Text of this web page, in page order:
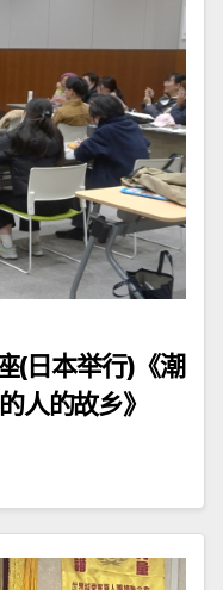
(日本举行)《潮
人的故乡》